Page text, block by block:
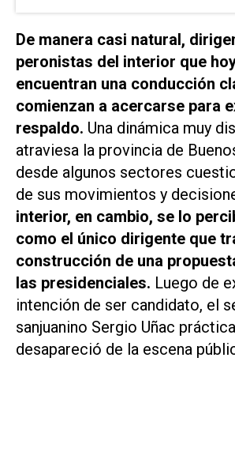
De manera casi natural,
peronistas del interior que
encuentran una conducción
comienzan a acercarse para
respaldo. Una dinámica muy
atraviesa la provincia de
desde algunos sectores
de sus movimientos y
interior, en cambio, se lo
como el único dirigente que
construcción de una
las presidenciales. Luego de
intención de ser candidato, el
sanjuanino Sergio Uñac
desapareció de la escena